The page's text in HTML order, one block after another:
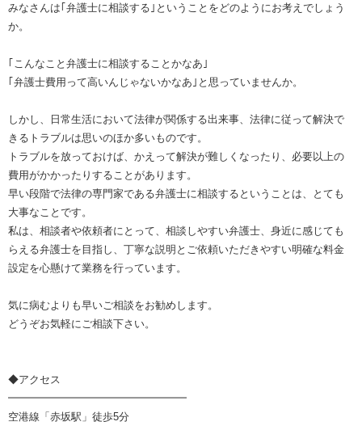
みなさんは｢弁護士に相談する｣ということをどのようにお考えでしょう
か。
｢こんなこと弁護士に相談することかなあ｣
｢弁護士費用って高いんじゃないかなあ｣と思っていませんか。
しかし、日常生活において法律が関係する出来事、法律に従って解決で
きるトラブルは思いのほか多いものです。
トラブルを放っておけば、かえって解決が難しくなったり、必要以上の
費用がかかったりすることがあります。
早い段階で法律の専門家である弁護士に相談するということは、とても
大事なことです。
私は、相談者や依頼者にとって、相談しやすい弁護士、身近に感じても
らえる弁護士を目指し、丁寧な説明とご依頼いただきやすい明確な料金
設定を心懸けて業務を行っています。
気に病むよりも早いご相談をお勧めします。
どうぞお気軽にご相談下さい。
◆アクセス
━━━━━━━━━━━━━━━━━
空港線「赤坂駅」徒歩5分